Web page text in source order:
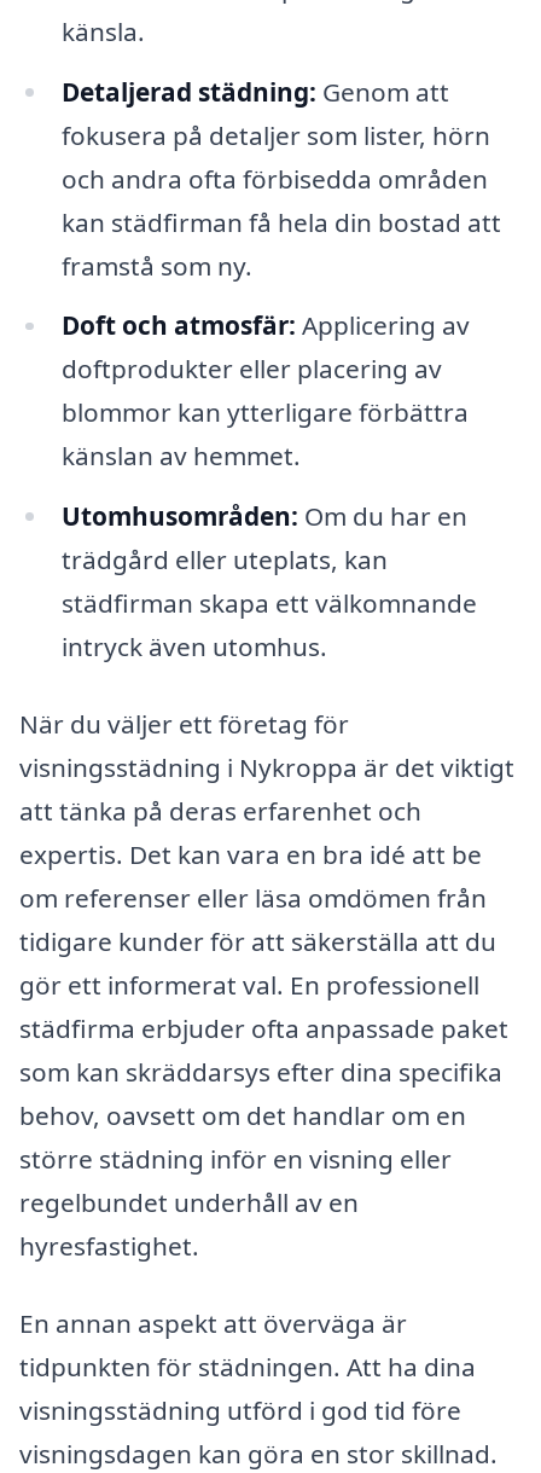
känsla.
Detaljerad städning: Genom att
fokusera på detaljer som lister, hörn
och andra ofta förbisedda områden
kan städfirman få hela din bostad att
framstå som ny.
Doft och atmosfär: Applicering av
doftprodukter eller placering av
blommor kan ytterligare förbättra
känslan av hemmet.
Utomhusområden: Om du har en
trädgård eller uteplats, kan
städfirman skapa ett välkomnande
intryck även utomhus.
När du väljer ett företag för
visningsstädning i Nykroppa är det viktigt
att tänka på deras erfarenhet och
expertis. Det kan vara en bra idé att be
om referenser eller läsa omdömen från
tidigare kunder för att säkerställa att du
gör ett informerat val. En professionell
städfirma erbjuder ofta anpassade paket
som kan skräddarsys efter dina specifika
behov, oavsett om det handlar om en
större städning inför en visning eller
regelbundet underhåll av en
hyresfastighet.
En annan aspekt att överväga är
tidpunkten för städningen. Att ha dina
visningsstädning utförd i god tid före
visningsdagen kan göra en stor skillnad.